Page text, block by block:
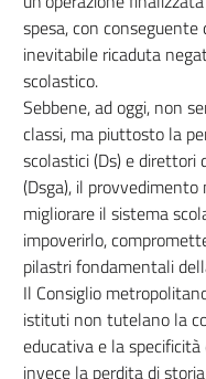
spesa, con
inevitabile ricaduta
scolastico.
Sebbene, ad oggi, non
classi, ma piuttosto la
scolastici (Ds) e
(Dsga), il
migliorare il sistema
impoverirlo,
pilastri fondamentali
Il Consiglio
istituti non tutelano la
educativa e la
invece la perdita di